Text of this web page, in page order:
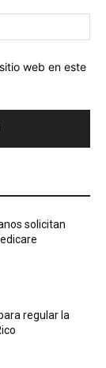
web en este
solicitan
regular la